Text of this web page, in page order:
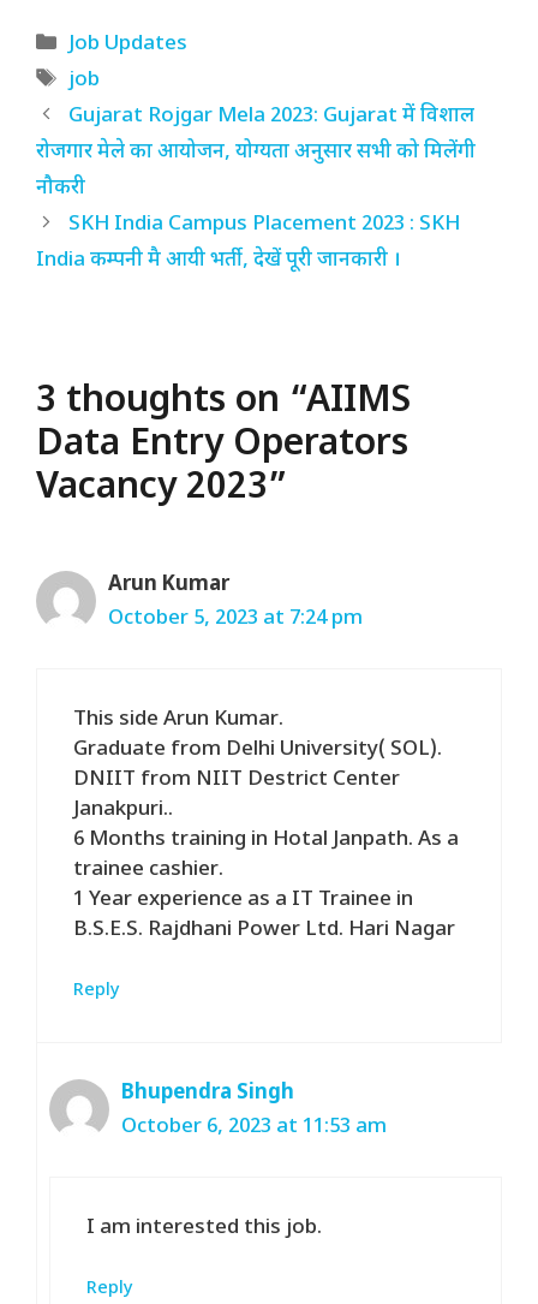
Categories
Job Updates
Tags
job
Gujarat Rojgar Mela 2023: Gujarat में विशाल
रोजगार मेले का आयोजन, योग्यता अनुसार सभी को मिलेंगी
नौकरी
SKH India Campus Placement 2023 : SKH
India कम्पनी मै आयी भर्ती, देखें पूरी जानकारी ।
3 thoughts on “AIIMS
Data Entry Operators
Vacancy 2023”
Arun Kumar
October 5, 2023 at 7:24 pm
This side Arun Kumar.
Graduate from Delhi University( SOL).
DNIIT from NIIT Destrict Center
Janakpuri..
6 Months training in Hotal Janpath. As a
trainee cashier.
1 Year experience as a IT Trainee in
B.S.E.S. Rajdhani Power Ltd. Hari Nagar
Reply
Bhupendra Singh
October 6, 2023 at 11:53 am
I am interested this job.
Reply